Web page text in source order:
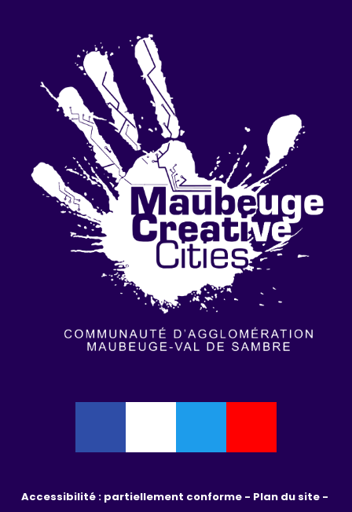
Accessibilité : partiellement conforme -